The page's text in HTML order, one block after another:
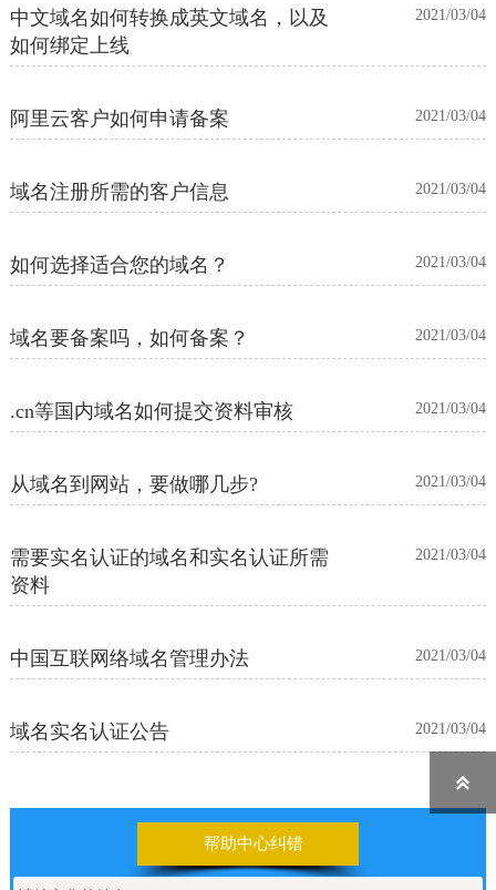
中文域名如何转换成英文域名，以及
如何绑定上线
2021/03/04
阿里云客户如何申请备案 2021/03/04
域名注册所需的客户信息 2021/03/04
如何选择适合您的域名？ 2021/03/04
域名要备案吗，如何备案？ 2021/03/04
.cn等国内域名如何提交资料审核 2021/03/04
从域名到网站，要做哪几步? 2021/03/04
需要实名认证的域名和实名认证所需
资料
2021/03/04
中国互联网络域名管理办法 2021/03/04
域名实名认证公告 2021/03/04
帮助中心纠错
